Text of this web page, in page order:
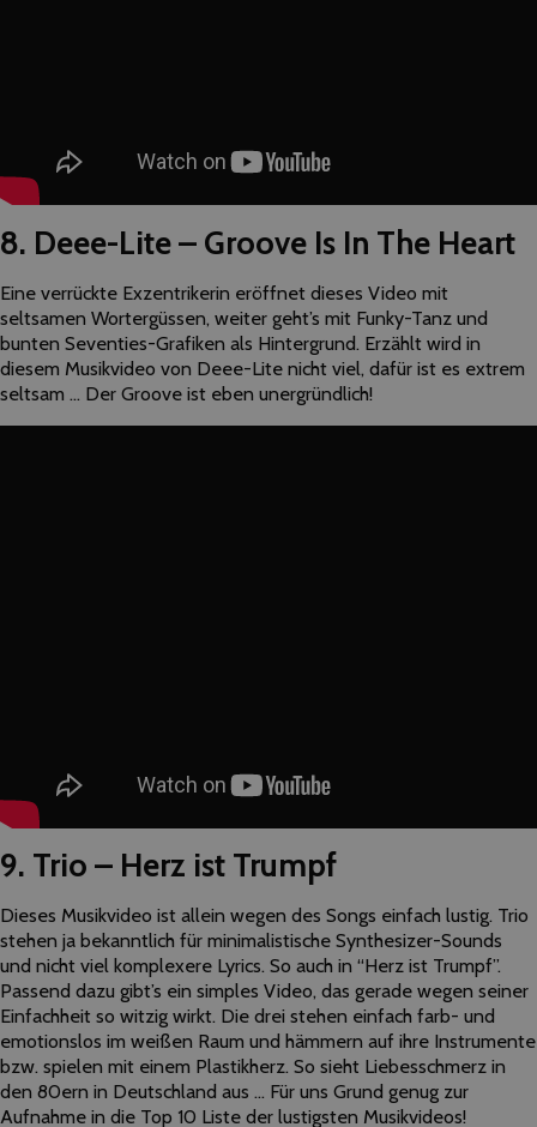
8. Deee-Lite – Groove Is In The Heart
Eine verrückte Exzentrikerin eröffnet dieses Video mit
seltsamen Wortergüssen, weiter geht’s mit Funky-Tanz und
bunten Seventies-Grafiken als Hintergrund. Erzählt wird in
diesem Musikvideo von Deee-Lite nicht viel, dafür ist es extrem
seltsam … Der Groove ist eben unergründlich!
9. Trio – Herz ist Trumpf
Dieses Musikvideo ist allein wegen des Songs einfach lustig. Trio
stehen ja bekanntlich für minimalistische Synthesizer-Sounds
und nicht viel komplexere Lyrics. So auch in “Herz ist Trumpf”.
Passend dazu gibt’s ein simples Video, das gerade wegen seiner
Einfachheit so witzig wirkt. Die drei stehen einfach farb- und
emotionslos im weißen Raum und hämmern auf ihre Instrumente
bzw. spielen mit einem Plastikherz. So sieht Liebesschmerz in
den 80ern in Deutschland aus … Für uns Grund genug zur
Aufnahme in die Top 10 Liste der lustigsten Musikvideos!